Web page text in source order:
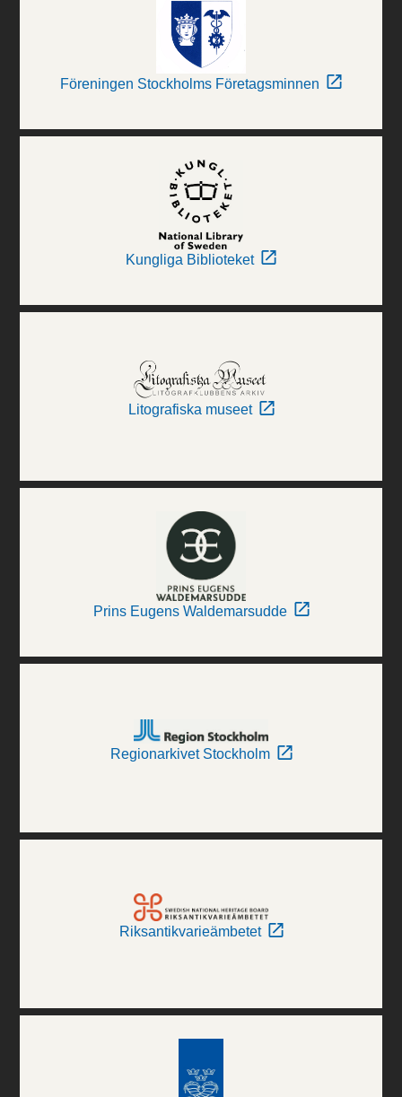
Föreningen Stockholms Företagsminnen
Kungliga Biblioteket
Litografiska museet
Prins Eugens Waldemarsudde
Regionarkivet Stockholm
Riksantikvarieämbetet